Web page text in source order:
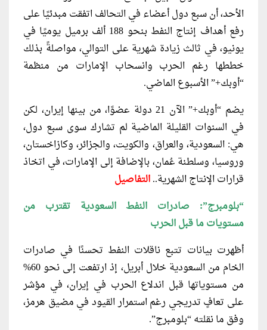
الأحد، أن سبع دول أعضاء في التحالف اتفقت مبدئيًا على
رفع أهداف إنتاج النفط بنحو 188 ألف برميل يوميًا في
يونيو، في ثالث زيادة شهرية على التوالي، مواصلةً بذلك
خططها رغم الحرب وانسحاب الإمارات من منظمة
“أوبك+” الأسبوع الماضي.
يضم “أوبك+” الآن 21 دولة عضوًا، من بينها إيران، لكن
في السنوات القليلة الماضية لم تشارك سوى سبع دول،
هي: السعودية، والعراق، والكويت، والجزائر، وكازاخستان،
وروسيا، وسلطنة عُمان، بالإضافة إلى الإمارات، في اتخاذ
قرارات الإنتاج الشهرية..التفاصيل
“بلومبرج”: صادرات النفط السعودية تقترب من
مستويات ما قبل الحرب
أظهرت بيانات تتبع ناقلات النفط تحسنًا في صادرات
الخام من السعودية خلال أبريل، إذ ارتفعت إلى نحو 60%
من مستوياتها قبل اندلاع الحرب في إيران، في مؤشر
على تعافٍ تدريجي رغم استمرار القيود في مضيق هرمز،
وفق ما نقلته “بلومبرج”.